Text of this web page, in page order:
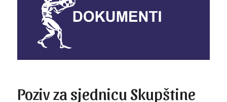
Poziv za sjednicu Skupštine